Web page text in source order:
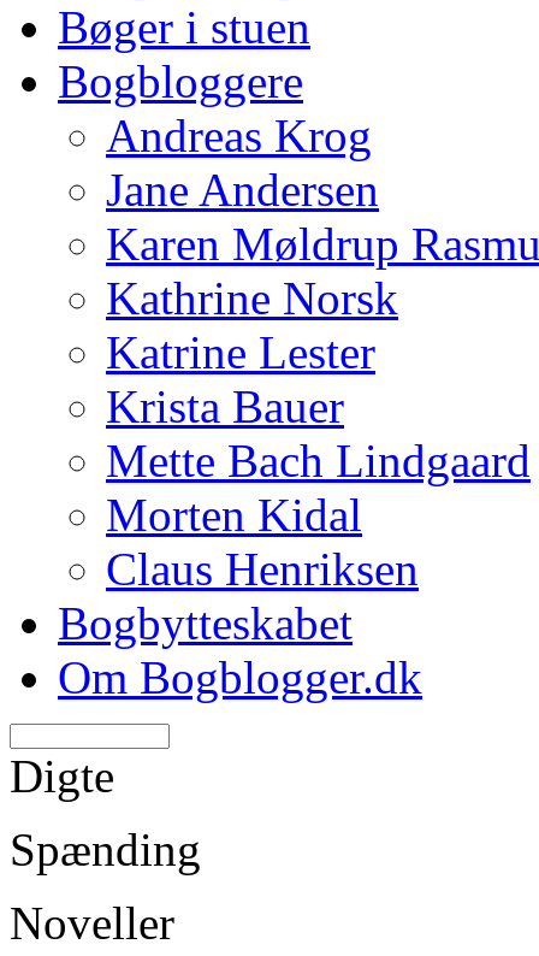
Bøger i stuen
Bogbloggere
Andreas Krog
Jane Andersen
Karen Møldrup
Kathrine Norsk
Katrine Lester
Krista Bauer
Mette Bach Lindgaard
Morten Kidal
Claus Henriksen
Bogbytteskabet
Om Bogblogger.dk
Digte
Spænding
Noveller